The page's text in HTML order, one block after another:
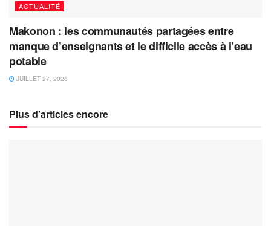
ACTUALITÉ
Makonon : les communautés partagées entre
manque d’enseignants et le difficile accès à l’eau
potable
JUILLET 27, 2026
Plus d'articles encore